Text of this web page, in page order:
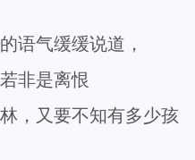
气缓缓说道，
非是离恨
，又要不知有多少孩